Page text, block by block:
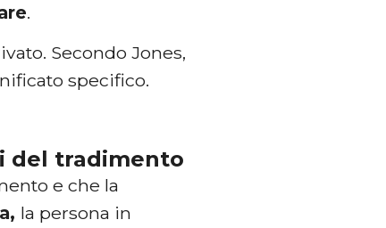
.
Secondo Jones,
specifico.
del tradimento
e che la
la persona in